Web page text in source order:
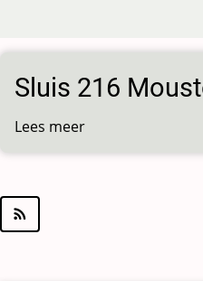
naar
de
inhoud
gaan
Sluis 216
Lees meer